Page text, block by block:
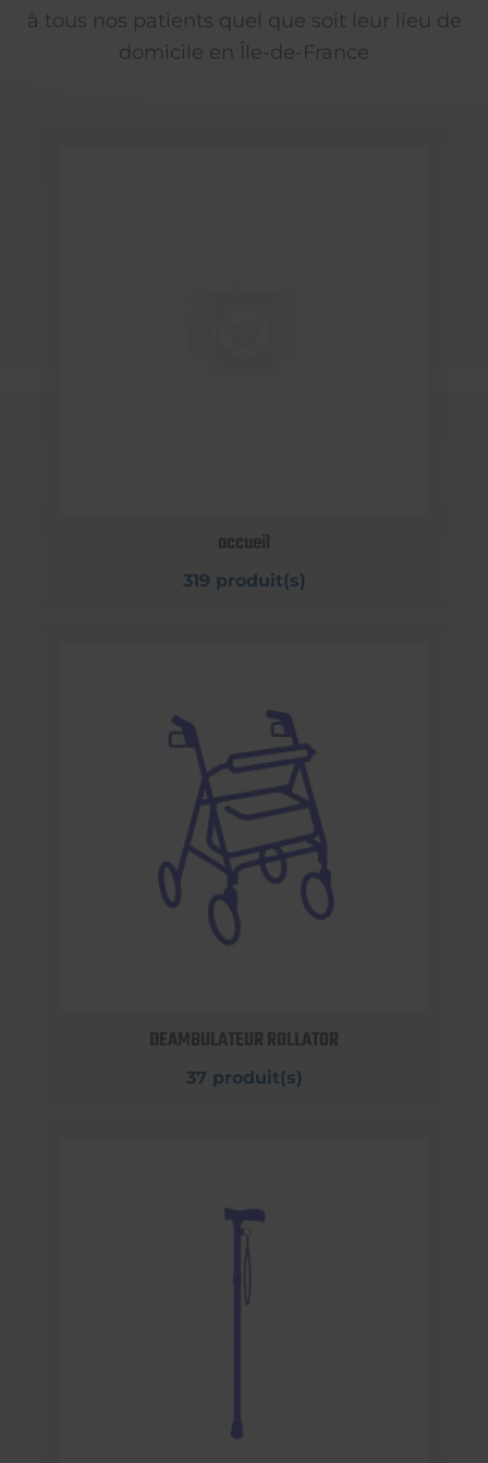
à tous nos patients quel que soit leur lieu de
domicile en Île-de-France
accueil
319 produit(s)
DEAMBULATEUR ROLLATOR
37 produit(s)